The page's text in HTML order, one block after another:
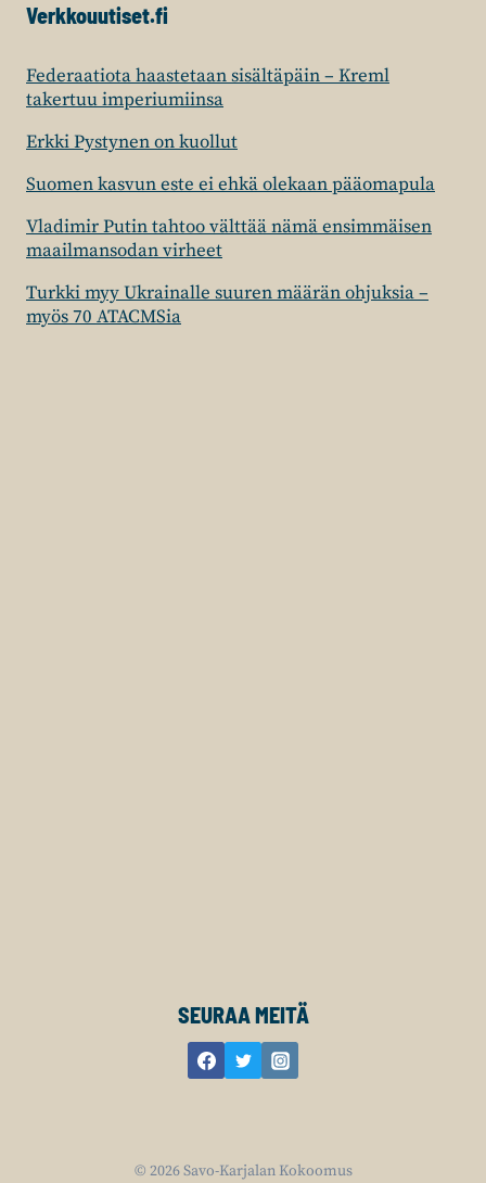
Verkkouutiset.fi
Federaatiota haastetaan sisältäpäin – Kreml
takertuu imperiumiinsa
Erkki Pystynen on kuollut
Suomen kasvun este ei ehkä olekaan pääomapula
Vladimir Putin tahtoo välttää nämä ensimmäisen
maailmansodan virheet
Turkki myy Ukrainalle suuren määrän ohjuksia –
myös 70 ATACMSia
SEURAA MEITÄ
© 2026 Savo-Karjalan Kokoomus